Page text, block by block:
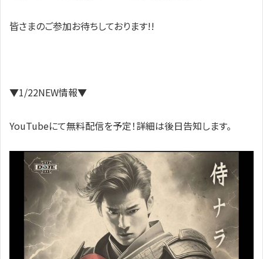
皆さまのご参加お待ちしております!!
▼1/22NEW情報▼
YouTubeにて無料配信を予定！詳細は後日告知します。